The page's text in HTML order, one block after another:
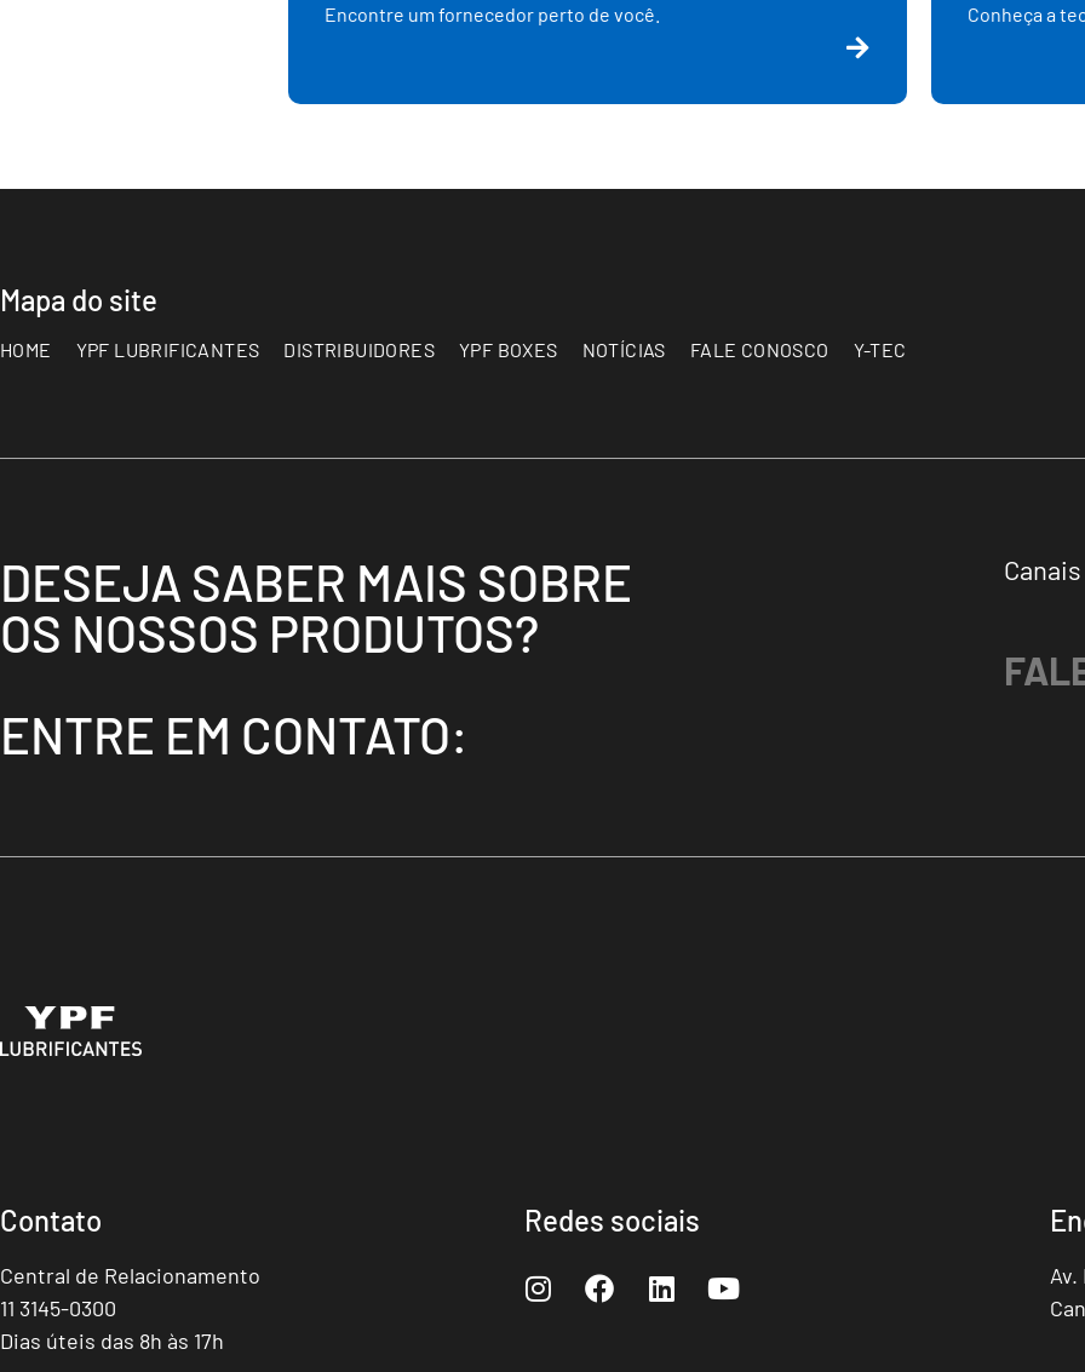
Encontre um fornecedor perto de você. Conheça a
Mapa do site
HOME YPF LUBRIFICANTES DISTRIBUIDORES YPF BOXES NOTÍCIAS FALE CONOSCO Y-TEC
DESEJA SABER MAIS SOBRE
OS NOSSOS PRODUTOS?
ENTRE EM CONTATO:
Contato
Central de Relacionamento
11 3145-0300
Dias úteis das 8h às 17h
Redes sociais